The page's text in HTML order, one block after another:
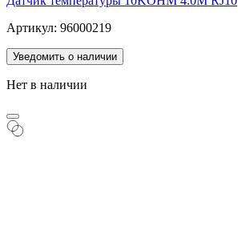
Артикул: 96000219
Уведомить о наличии
Нет в наличии